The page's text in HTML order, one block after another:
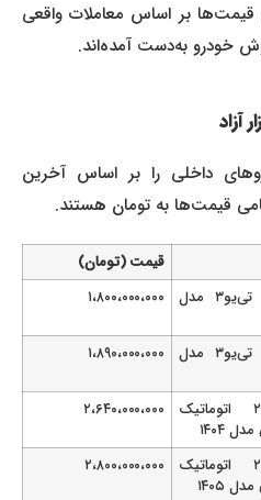
بر اساس معاملات واقعی
به‌دست آمده‌اند.
داخلی را بر اساس آخرین
قیمت‌ها به تومان هستند.
قیمت (تومان)
پژو ۲۰۷ تی‌یو۳ مدل
۱،۸۰۰،۰۰۰،۰۰۰
پژو ۲۰۷ تی‌یو۳ مدل
۱،۸۹۰،۰۰۰،۰۰۰
اتوماتیک
۲،۶۴۰،۰۰۰،۰۰۰
اتوماتیک
۲،۸۰۰،۰۰۰،۰۰۰